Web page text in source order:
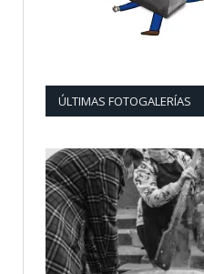
ÚLTIMAS FOTOGALERÍAS